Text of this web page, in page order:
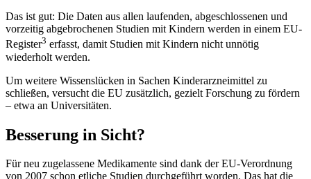
Das ist gut: Die Daten aus allen laufenden, abgeschlossenen und
vorzeitig abgebrochenen Studien mit Kindern werden in einem EU-
Register3 erfasst, damit Studien mit Kindern nicht unnötig
wiederholt werden.
Um weitere Wissenslücken in Sachen Kinderarzneimittel zu
schließen, versucht die EU zusätzlich, gezielt Forschung zu fördern
– etwa an Universitäten.
Besserung in Sicht?
Für neu zugelassene Medikamente sind dank der EU-Verordnung
von 2007 schon etliche Studien durchgeführt worden. Das hat die